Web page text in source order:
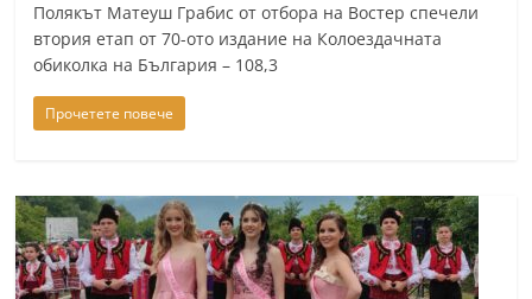
k
.
n
,
k
a
Полякът Матеуш Грабис от отбора на Востер спечели
втория етап от 70-ото издание на Колоездачната
обиколка на България – 108,3
Прочетете повече